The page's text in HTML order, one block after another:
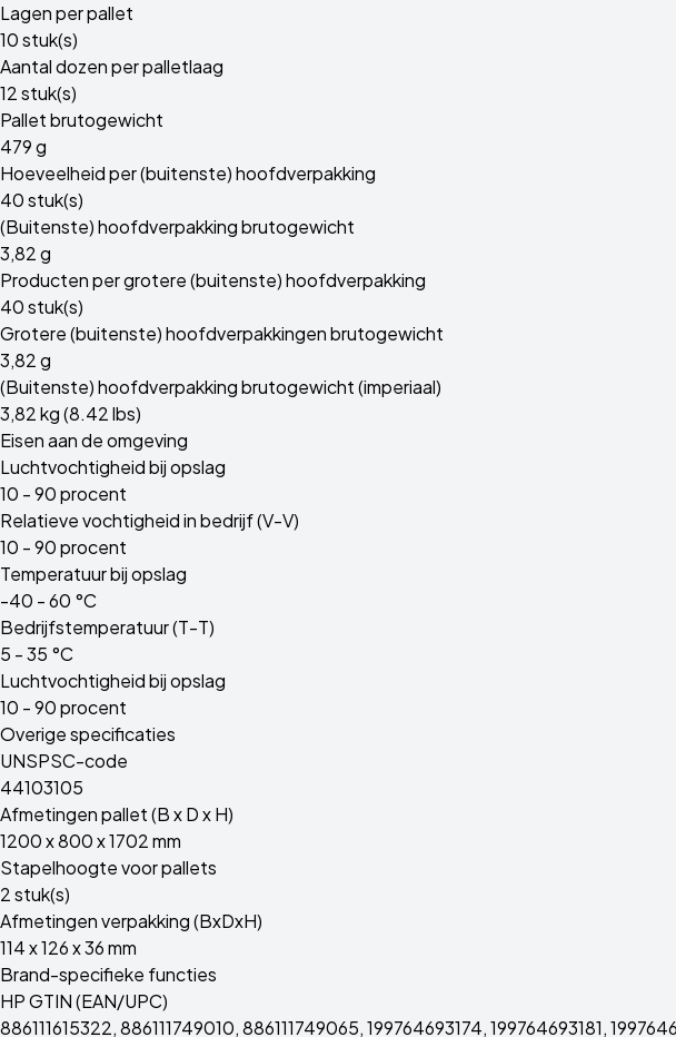
Lagen per pallet
10 stuk(s)
Aantal dozen per palletlaag
12 stuk(s)
Pallet brutogewicht
479 g
Hoeveelheid per (buitenste) hoofdverpakking
40 stuk(s)
(Buitenste) hoofdverpakking brutogewicht
3,82 g
Producten per grotere (buitenste) hoofdverpakking
40 stuk(s)
Grotere (buitenste) hoofdverpakkingen brutogewicht
3,82 g
(Buitenste) hoofdverpakking brutogewicht (imperiaal)
3,82 kg (8.42 lbs)
Eisen aan de omgeving
Luchtvochtigheid bij opslag
10 - 90 procent
Relatieve vochtigheid in bedrijf (V-V)
10 - 90 procent
Temperatuur bij opslag
-40 - 60 °C
Bedrijfstemperatuur (T-T)
5 - 35 °C
Luchtvochtigheid bij opslag
10 - 90 procent
Overige specificaties
UNSPSC-code
44103105
Afmetingen pallet (B x D x H)
1200 x 800 x 1702 mm
Stapelhoogte voor pallets
2 stuk(s)
Afmetingen verpakking (BxDxH)
114 x 126 x 36 mm
Brand-specifieke functies
HP GTIN (EAN/UPC)
886111615322, 886111749010, 886111749065, 199764693174, 199764693181,